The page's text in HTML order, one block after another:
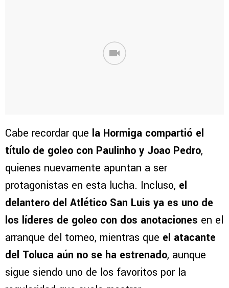
Cabe recordar que la Hormiga compartió el
título de goleo con Paulinho y Joao Pedro,
quienes nuevamente apuntan a ser
protagonistas en esta lucha. Incluso, el
delantero del Atlético San Luis ya es uno de
los líderes de goleo con dos anotaciones en el
arranque del torneo, mientras que el atacante
del Toluca aún no se ha estrenado, aunque
sigue siendo uno de los favoritos por la